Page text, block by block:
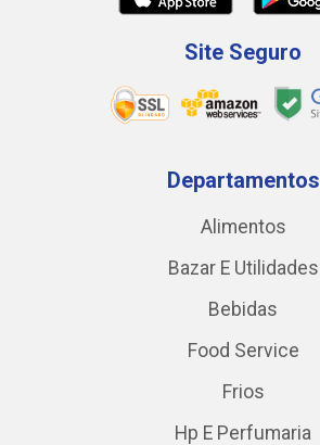
Site Seguro
Departamentos
Alimentos
Bazar E Utilidades
Bebidas
Food Service
Frios
Hp E Perfumaria